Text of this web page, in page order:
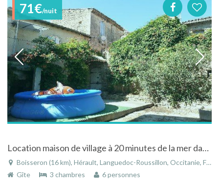
71€/nuit
Location maison de village à 20 minutes de la mer dans le Languedoc-Roussillon
Boisseron (16 km), Hérault, Languedoc-Roussillon, Occitanie, France
Gîte
3 chambres 6 personnes